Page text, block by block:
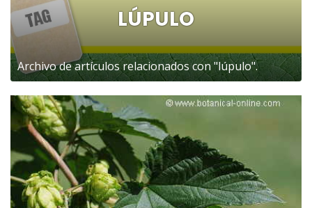
LÚPULO
Archivo de artículos relacionados con "lúpulo".